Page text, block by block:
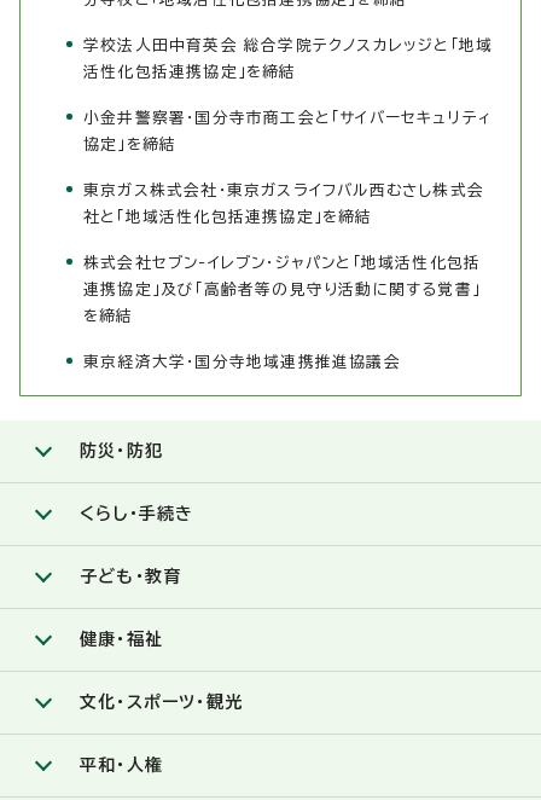
学校法人田中育英会 総合学院テクノスカレッジと「地域
活性化包括連携協定」を締結
小金井警察署・国分寺市商工会と「サイバーセキュリティ
協定」を締結
東京ガス株式会社・東京ガスライフバル西むさし株式会
社と「地域活性化包括連携協定」を締結
株式会社セブン-イレブン・ジャパンと「地域活性化包括
連携協定」及び「高齢者等の見守り活動に関する覚書」
を締結
東京経済大学・国分寺地域連携推進協議会
防災・防犯
くらし・手続き
子ども・教育
健康・福祉
文化・スポーツ・観光
平和・人権